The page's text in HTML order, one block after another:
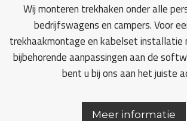
Wij monteren trekhaken onder alle
bedrijfswagens en campers. Voor
trekhaakmontage en kabelset installatie
bijbehorende aanpassingen aan de
bent u bij ons aan het juiste
Meer informatie